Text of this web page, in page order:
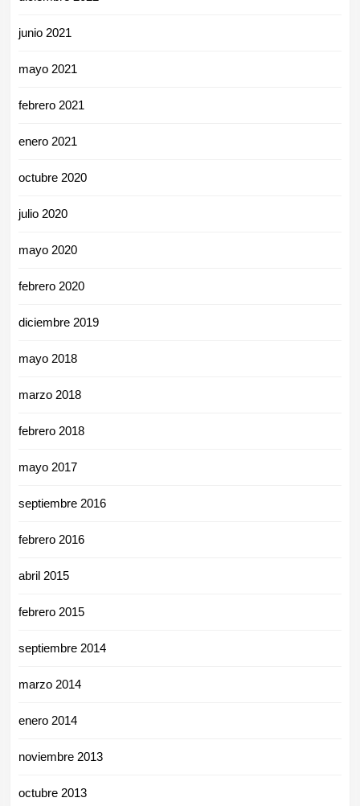
junio 2021
mayo 2021
febrero 2021
enero 2021
octubre 2020
julio 2020
mayo 2020
febrero 2020
diciembre 2019
mayo 2018
marzo 2018
febrero 2018
mayo 2017
septiembre 2016
febrero 2016
abril 2015
febrero 2015
septiembre 2014
marzo 2014
enero 2014
noviembre 2013
octubre 2013